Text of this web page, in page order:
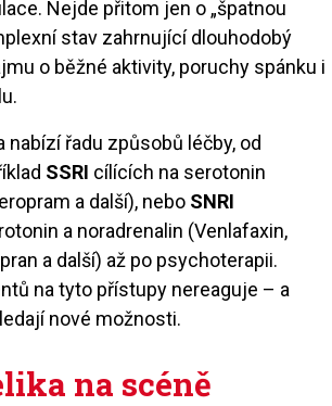
Nejde přitom jen o „špatnou
stav zahrnující dlouhodobý
o běžné aktivity, poruchy spánku i
nabízí řadu způsobů léčby, od
SSRI cílících na serotonin
a další), nebo SNRI
a noradrenalin (Venlafaxin,
a další) až po psychoterapii.
na tyto přístupy nereaguje – a
nové možnosti.
na scéně